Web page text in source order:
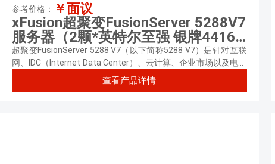
参考价格： ￥面议
xFusion超聚变FusionServer 5288V7
服务器（2颗*英特尔至强 银牌4416+
2.0GHz 四十核心丨128GB 内存丨2
块*960GB 固态硬盘+24块*12TB 企
业级硬盘丨9560-8i 阵列卡丨1500W
双电源丨三年质保）
超聚变FusionServer 5288 V7（以下简称5288 V7）是针对互联
网、IDC（Internet Data Center）、云计算、企业市场以及电信
业务应用等需求，推出的具有广泛用途的新一代4U2路机架服务
查看产品详情